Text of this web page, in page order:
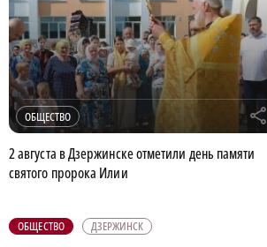
ОБЩЕСТВО r
2 августа в Дзержинске отметили день памяти
святого пророка Илии
ОБЩЕСТВО ДЗЕРЖИНСК